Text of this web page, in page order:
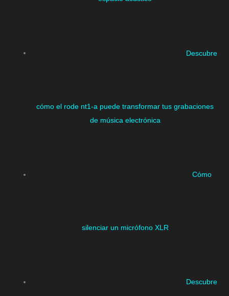
Descubre
cómo el rode nt1-a puede transformar tus grabaciones
de música electrónica
Cómo
silenciar un micrófono XLR
Descubre